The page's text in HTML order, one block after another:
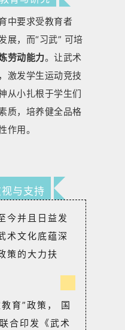
中要求受教育者
展，而“习武” 可培
劳动能力。让武术
激发学生运动竞技
从小扎根于学生们
质，培养健全品格
作用。
与支持
今并且日益发
术文化底蕴深
策的大力扶
育”政策， 国
合印发《武术